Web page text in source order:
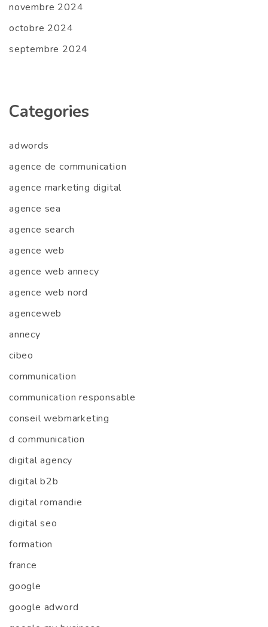
novembre 2024
octobre 2024
septembre 2024
Categories
adwords
agence de communication
agence marketing digital
agence sea
agence search
agence web
agence web annecy
agence web nord
agenceweb
annecy
cibeo
communication
communication responsable
conseil webmarketing
d communication
digital agency
digital b2b
digital romandie
digital seo
formation
france
google
google adword